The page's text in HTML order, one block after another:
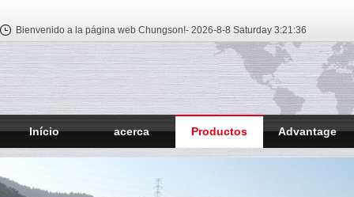
Bienvenido a la página web Chungson!- 2026-8-8 Saturday 3:21:37
Início acerca Productos Advantage